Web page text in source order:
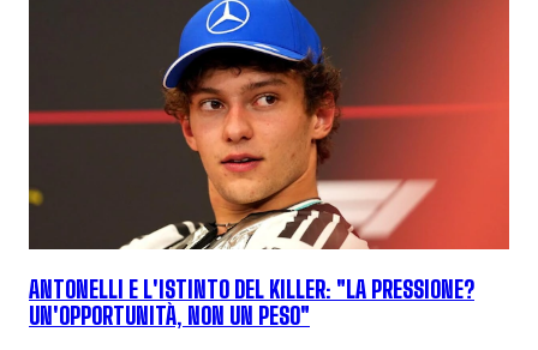
ANTONELLI E L'ISTINTO DEL KILLER: "LA PRESSIONE?
UN'OPPORTUNITÀ, NON UN PESO"